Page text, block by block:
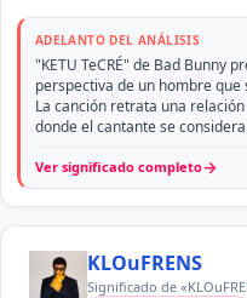
ADELANTO DEL ANÁLISIS
"KETU TeCRÉ" de Bad Bunny
perspectiva de un hombre
La canción retrata una
donde el cantante se
Ver significado completo→
KLOuFRENS
Significado de